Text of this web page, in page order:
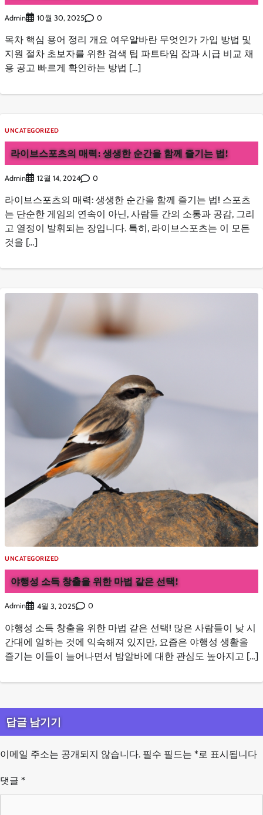
Admin 10월 30, 2025 0
목차 핵심 용어 정리 개요 여우알바란 무엇인가 가입 방법 및
지원 절차 초보자를 위한 검색 팁 파트타임 잡과 시급 비교 채
용 공고 빠르게 확인하는 방법 […]
UNCATEGORIZED
라이브스포츠의 매력: 생생한 순간을 함께 즐기는 법!
Admin 12월 14, 2024 0
라이브스포츠의 매력: 생생한 순간을 함께 즐기는 법! 스포츠
는 단순한 게임의 연속이 아닌, 사람들 간의 소통과 공감, 그리
고 열정이 발휘되는 장입니다. 특히, 라이브스포츠는 이 모든
것을 […]
UNCATEGORIZED
야행성 소득 창출을 위한 마법 같은 선택!
Admin 4월 3, 2025 0
야행성 소득 창출을 위한 마법 같은 선택! 많은 사람들이 낮 시
간대에 일하는 것에 익숙해져 있지만, 요즘은 야행성 생활을
즐기는 이들이 늘어나면서 밤알바에 대한 관심도 높아지고 […]
답글 남기기
이메일 주소는 공개되지 않습니다. 필수 필드는 *로 표시됩니다
댓글 *